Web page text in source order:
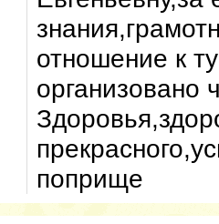
отношение к
организовано
поприще